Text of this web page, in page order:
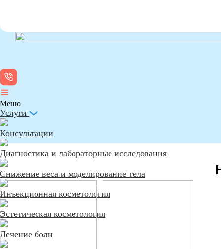
Меню
Услуги
Консультации
Диагностика и лабораторные исследования
Снижение веса и моделирование тела
Инъекционная косметология
Эстетическая косметология
Лечение боли